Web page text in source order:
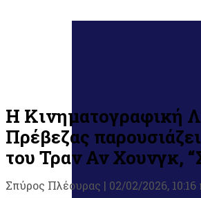
Η Κινηματογραφική
Πρέβεζας
του Τραν Αν Χουνγκ,
Σπύρος Πλέουρας | 02/02/2026, 10:16